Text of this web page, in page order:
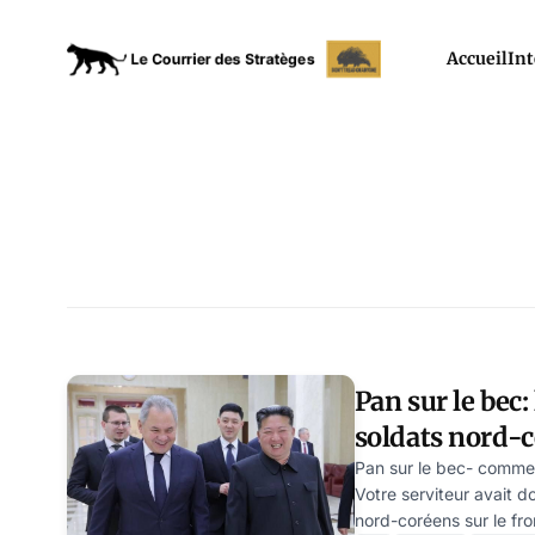
Accueil
Pan sur le
soldats nord-
n’était pas de
ukrainienne
Pan sur le bec-
Votre serviteur avait
nord-coréens sur le